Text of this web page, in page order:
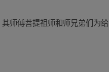
师傅菩提祖师和师兄弟们为给